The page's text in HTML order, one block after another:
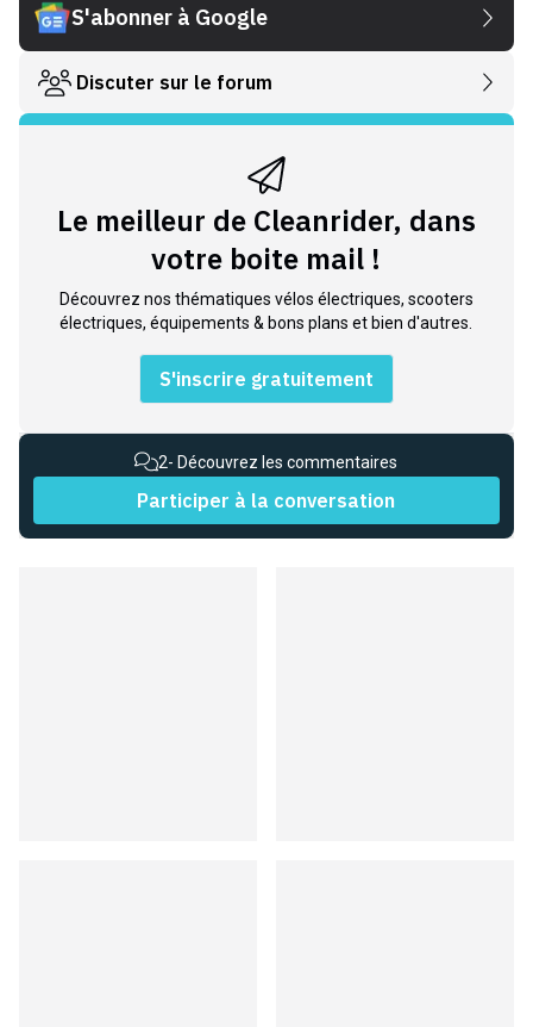
S'abonner à Google
Discuter sur le forum
Le meilleur de Cleanrider, dans
votre boite mail !
Découvrez nos thématiques vélos électriques, scooters
électriques, équipements & bons plans et bien d'autres.
S'inscrire gratuitement
2- Découvrez les commentaires
Participer à la conversation